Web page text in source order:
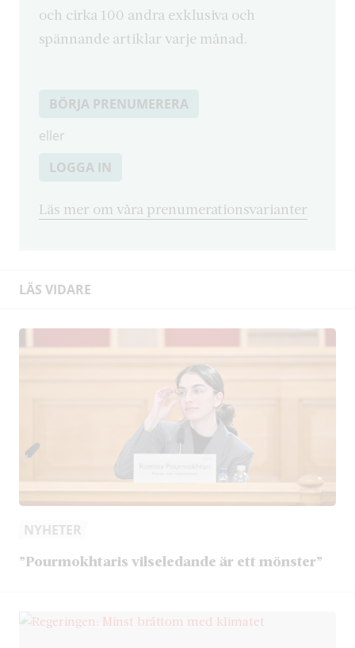
och cirka 100 andra exklusiva och
spännande artiklar varje månad.
BÖRJA PRENUMERERA
eller
LOGGA IN
Läs mer om våra prenumerationsvarianter
LÄS VIDARE
NYHETER
”Pourmokhtaris vilseledande är ett mönster”